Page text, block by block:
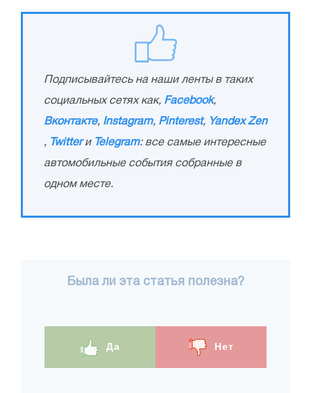
Подписывайтесь на наши ленты в таких
социальных сетях как, Facebook,
Вконтакте, Instagram, Pinterest, Yandex Zen
, Twitterи Telegram: все самые интересные
автомобильные события собранные в
одном месте.
Была ли эта статья полезна?
Да Нет